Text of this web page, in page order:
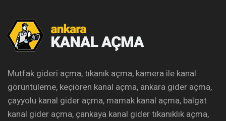
Mutfak gideri açma, tıkanık açma, kamera ile kanal
görüntüleme, keçiören kanal açma, ankara gider açma,
çayyolu kanal gider açma, mamak kanal açma, balgat
kanal gider açma, çankaya kanal gider tıkanıklık açma,